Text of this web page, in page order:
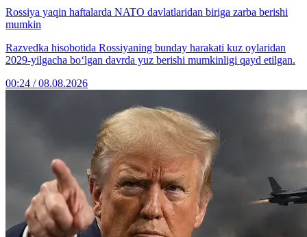
Rossiya yaqin haftalarda NATO davlatlaridan biriga zarba berishi
mumkin
Razvedka hisobotida Rossiyaning bunday harakati kuz oylaridan
2029-yilgacha bo‘lgan davrda yuz berishi mumkinligi qayd etilgan.
00:24 / 08.08.2026